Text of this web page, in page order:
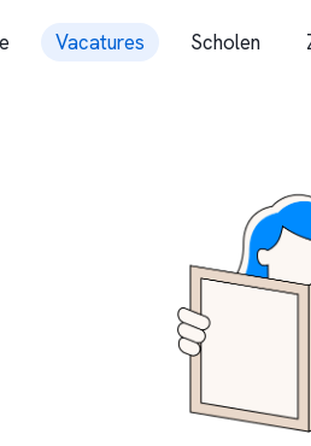
Vacatures Scholen